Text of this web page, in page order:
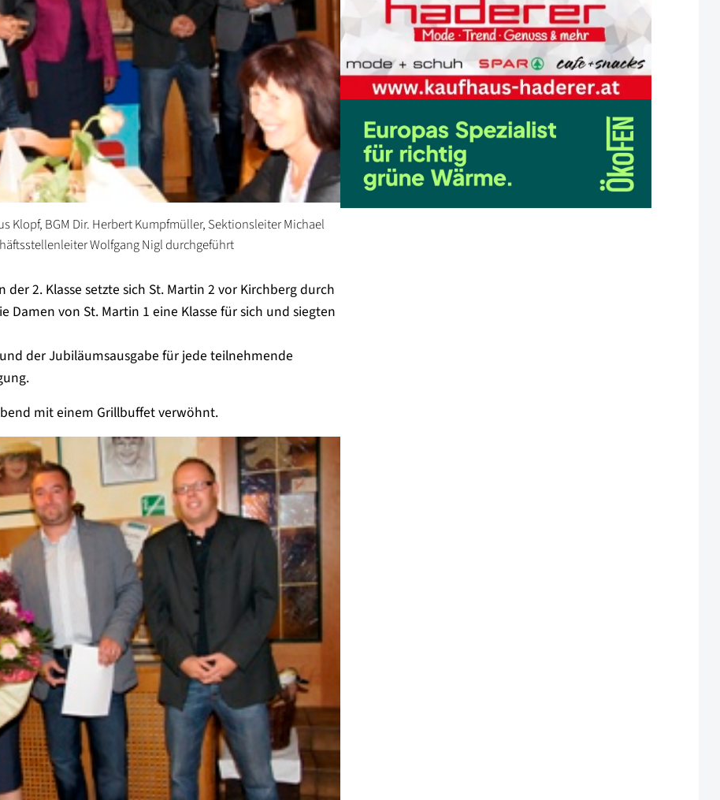
Klopf, BGM Dir. Herbert Kumpfmüller, Sektionsleiter Michael
Wolfgang Nigl durchgeführt
der 2. Klasse setzte sich St. Martin 2 vor Kirchberg durch
Damen von St. Martin 1 eine Klasse für sich und siegten
der Jubiläumsausgabe für jede teilnehmende
mit einem Grillbuffet verwöhnt.